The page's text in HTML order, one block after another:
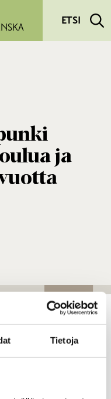
Tietoja
ETSI
ja
KAUPUNKI
UUTTA